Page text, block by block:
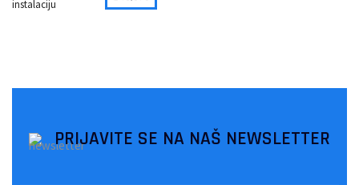
PRIJAVITE SE NA NAŠ NEWSLETTER